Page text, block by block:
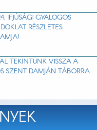
IFJÚSÁGI GYALOGOS
RÉSZLETES
TEKINTÜNK VISSZA A
SZENT DAMJÁN TÁBORRA